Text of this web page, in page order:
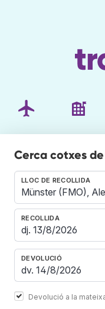
Cerca cotxes
LLOC DE RECOLLIDA
RECOLLIDA
DEVOLUCIÓ
Devolució a la